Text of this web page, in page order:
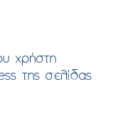
χρήστη
της σελίδας